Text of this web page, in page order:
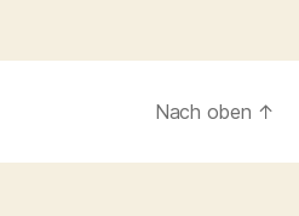
Nach oben ↑